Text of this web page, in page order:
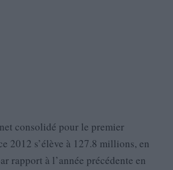
consolidé pour le premier
2012 s’élève à 127.8 millions, en
rapport à l’année précédente en